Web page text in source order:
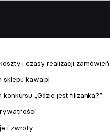
i czasy realizacji zamówień
sklepu kawa.pl
konkursu „Gdzie jest filiżanka?”
i zwroty